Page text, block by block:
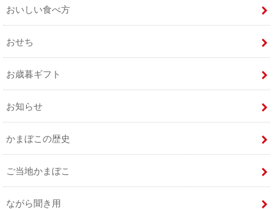
おいしい食べ方
おせち
お歳暮ギフト
お知らせ
かまぼこの歴史
ご当地かまぼこ
ながら聞き用